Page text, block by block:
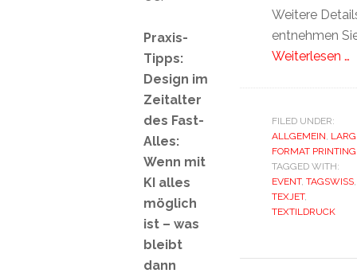
Weitere
entnehmen
Weiterlesen …
FILED UNDER:
ALLGEMEIN,
FORMAT PRINTING
TAGGED WITH:
EVENT, TAGSWISS,
TEXJET,
TEXTILDRUCK
Praxis-
Tipps:
Design im
Zeitalter
des Fast-
Alles:
Wenn mit
KI alles
möglich
ist – was
bleibt
dann